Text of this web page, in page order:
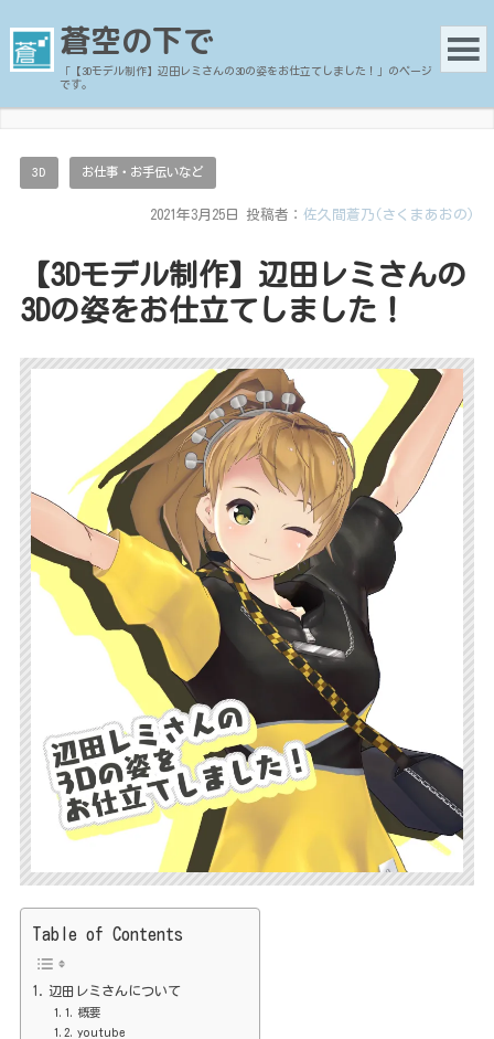
蒼空の下で
「【3Dモデル制作】辺田レミさんの3Dの姿をお仕立てしました！」のページ
です。
3D お仕事・お手伝いなど
2021年3月25日 投稿者：佐久間蒼乃(さくまあおの)
【3Dモデル制作】辺田レミさんの
3Dの姿をお仕立てしました！
Table of Contents
辺田レミさんについて
概要
youtube